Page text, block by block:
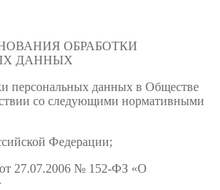
ОБРАБОТКИ
ДАННЫХ
персональных данных в Обществе
со следующими нормативными
Федерации;
27.07.2006 № 152-ФЗ «О